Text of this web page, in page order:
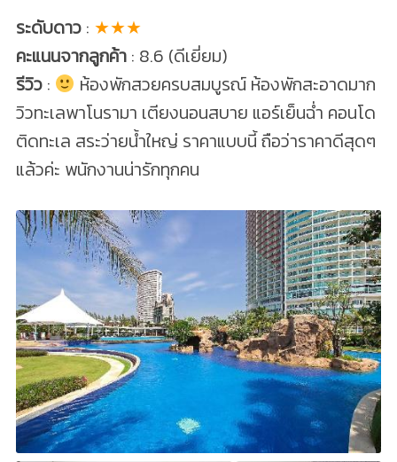
ระดับดาว: ★★★
คะแนนจากลูกค้า : 8.6 (ดีเยี่ยม)
รีวิว:
ห้องพักสวยครบสมบูรณ์ ห้องพักสะอาดมาก
วิวทะเลพาโนรามา เตียงนอนสบาย แอร์เย็นฉ่ำ คอนโด
ติดทะเล สระว่ายน้ำใหญ่ ราคาแบบนี้ ถือว่าราคาดีสุดๆ
แล้วค่ะ พนักงานน่ารักทุกคน